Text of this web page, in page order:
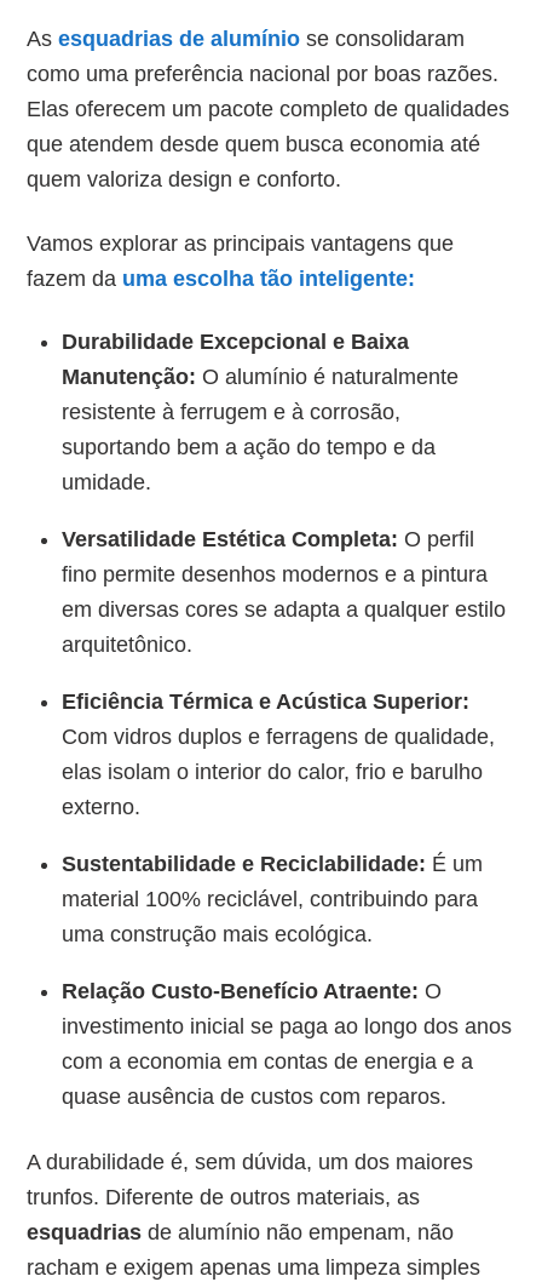
Asesquadrias de alumínio se consolidaram
como uma preferência nacional por boas razões.
Elas oferecem um pacote completo de qualidades
que atendem desde quem busca economia até
quem valoriza design e conforto.
Vamos explorar as principais vantagens que
fazem da uma escolha tão inteligente:
Durabilidade Excepcional e Baixa
Manutenção: O alumínio é naturalmente
resistente à ferrugem e à corrosão,
suportando bem a ação do tempo e da
umidade.
Versatilidade Estética Completa: O perfil
fino permite desenhos modernos e a pintura
em diversas cores se adapta a qualquer estilo
arquitetônico.
Eficiência Térmica e Acústica Superior:
Com vidros duplos e ferragens de qualidade,
elas isolam o interior do calor, frio e barulho
externo.
Sustentabilidade e Reciclabilidade: É um
material 100% reciclável, contribuindo para
uma construção mais ecológica.
Relação Custo-Benefício Atraente: O
investimento inicial se paga ao longo dos anos
com a economia em contas de energia e a
quase ausência de custos com reparos.
A durabilidade é, sem dúvida, um dos maiores
trunfos. Diferente de outros materiais, as
esquadrias de alumínio não empenam, não
racham e exigem apenas uma limpeza simples